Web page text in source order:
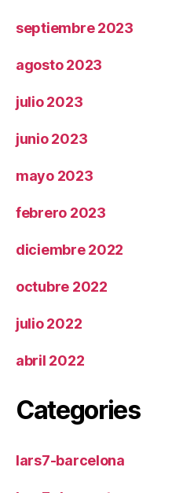
septiembre 2023
agosto 2023
julio 2023
junio 2023
mayo 2023
febrero 2023
diciembre 2022
octubre 2022
julio 2022
abril 2022
Categories
lars7-barcelona